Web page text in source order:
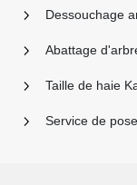
Dessouchage
Abattage
Taille de haie
Service de